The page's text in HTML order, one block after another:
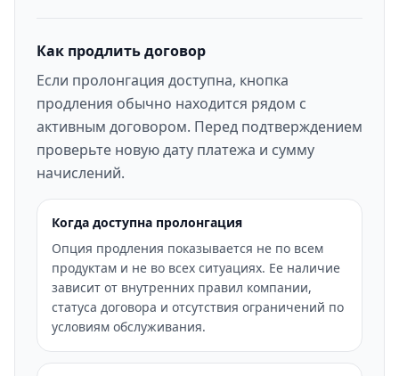
Как продлить договор
Если пролонгация доступна, кнопка
продления обычно находится рядом с
активным договором. Перед подтверждением
проверьте новую дату платежа и сумму
начислений.
Когда доступна пролонгация
Опция продления показывается не по всем
продуктам и не во всех ситуациях. Ее наличие
зависит от внутренних правил компании,
статуса договора и отсутствия ограничений по
условиям обслуживания.